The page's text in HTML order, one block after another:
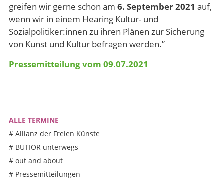
greifen wir gerne schon am 6. September 2021 auf,
wenn wir in einem Hearing Kultur- und
Sozialpolitiker:innen zu ihren Plänen zur Sicherung
von Kunst und Kultur befragen werden.”
Pressemitteilung vom 09.07.2021
ALLE TERMINE
# Allianz der Freien Künste
# BUTIÖR unterwegs
# out and about
# Pressemitteilungen